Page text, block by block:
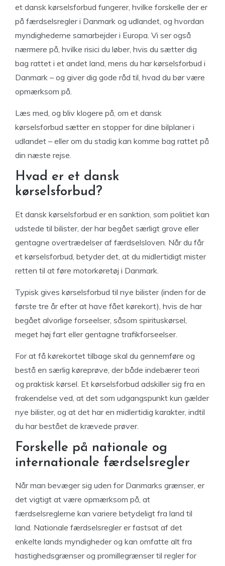
et dansk kørselsforbud fungerer, hvilke forskelle der er
på færdselsregler i Danmark og udlandet, og hvordan
myndighederne samarbejder i Europa. Vi ser også
nærmere på, hvilke risici du løber, hvis du sætter dig
bag rattet i et andet land, mens du har kørselsforbud i
Danmark – og giver dig gode råd til, hvad du bør være
opmærksom på.
Læs med, og bliv klogere på, om et dansk
kørselsforbud sætter en stopper for dine bilplaner i
udlandet – eller om du stadig kan komme bag rattet på
din næste rejse.
Hvad er et dansk
kørselsforbud?
Et dansk kørselsforbud er en sanktion, som politiet kan
udstede til bilister, der har begået særligt grove eller
gentagne overtrædelser af færdselsloven. Når du får
et kørselsforbud, betyder det, at du midlertidigt mister
retten til at føre motorkøretøj i Danmark.
Typisk gives kørselsforbud til nye bilister (inden for de
første tre år efter at have fået kørekort), hvis de har
begået alvorlige forseelser, såsom spirituskørsel,
meget høj fart eller gentagne trafikforseelser.
For at få kørekortet tilbage skal du gennemføre og
bestå en særlig køreprøve, der både indebærer teori
og praktisk kørsel. Et kørselsforbud adskiller sig fra en
frakendelse ved, at det som udgangspunkt kun gælder
nye bilister, og at det har en midlertidig karakter, indtil
du har bestået de krævede prøver.
Forskelle på nationale og
internationale færdselsregler
Når man bevæger sig uden for Danmarks grænser, er
det vigtigt at være opmærksom på, at
færdselsreglerne kan variere betydeligt fra land til
land. Nationale færdselsregler er fastsat af det
enkelte lands myndigheder og kan omfatte alt fra
hastighedsgrænser og promillegrænser til regler for